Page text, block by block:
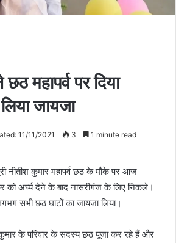
महापर्व पर दिया
जायजा
11/11/2021 3 1 minute read
नीतीश कुमार महापर्व छठ के मौके पर आज
को अर्घ्य देने के बाद नासरीगंज के लिए निकले।
सभी छठ घाटों का जायजा लिया।
के परिवार के सदस्य छठ पूजा कर रहे हैं और